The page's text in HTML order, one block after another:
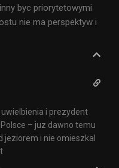
byc priorytetowymi
nie ma perspektyw i
i prezydent
– juz dawno temu
i nie omieszkal